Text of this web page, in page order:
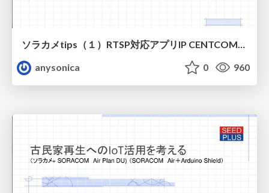
ソラカメtips（１）RTSP対応アプリIP CENTCOMとマルチビュー
anysonica
0 960